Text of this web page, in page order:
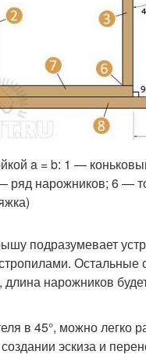
a = b: 1 —
ряд нарожников; 6 —
подразумевает
длина нарожников
в 45°, можно
эскиза и